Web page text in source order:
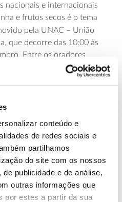
conteúdo e
de redes sociais e
partilhamos
do site com os nossos
publicidade e de análise,
outras informações que
por estes a partir da sua
nacionais e internacionais
e frutos secos é o tema
pela UNAC – União
que decorre das 10:00 às
Entre os oradores
da UNAC, do
de Investigação Agrária e
certificação FSC®–
webinar